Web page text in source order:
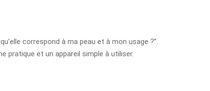
correspond à ma peau et à mon usage ?”.
pratique et un appareil simple à utiliser.